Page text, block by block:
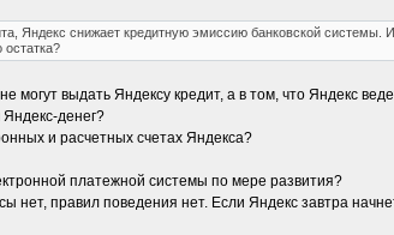
Яндекс снижает кредитную эмиссию банковской
могут выдать Яндексу кредит, а в том, что Яндекс
Яндекс-денег?
и расчетных счетах Яндекса?
платежной системы по мере развития?
нет, правил поведения нет. Если Яндекс завтра